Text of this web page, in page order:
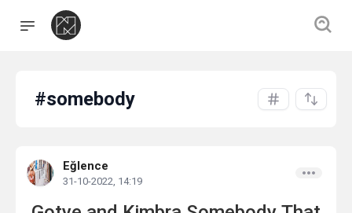
#somebody
Eğlence
31-10-2022, 14:19